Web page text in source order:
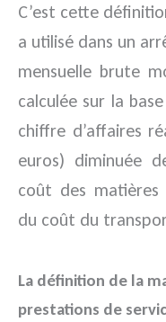
C’est cette
a utilisé dans un
mensuelle brute
calculée sur la
chiffre d’affaires
euros) diminuée
coût des matières
du coût du
La définition de la
prestations de